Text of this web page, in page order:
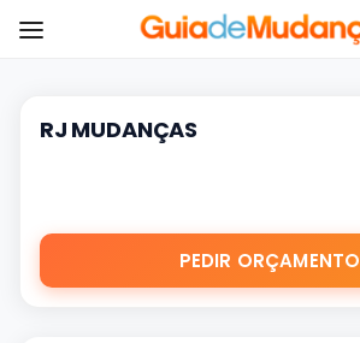
RJ MUDANÇAS
PEDIR ORÇAMENTO